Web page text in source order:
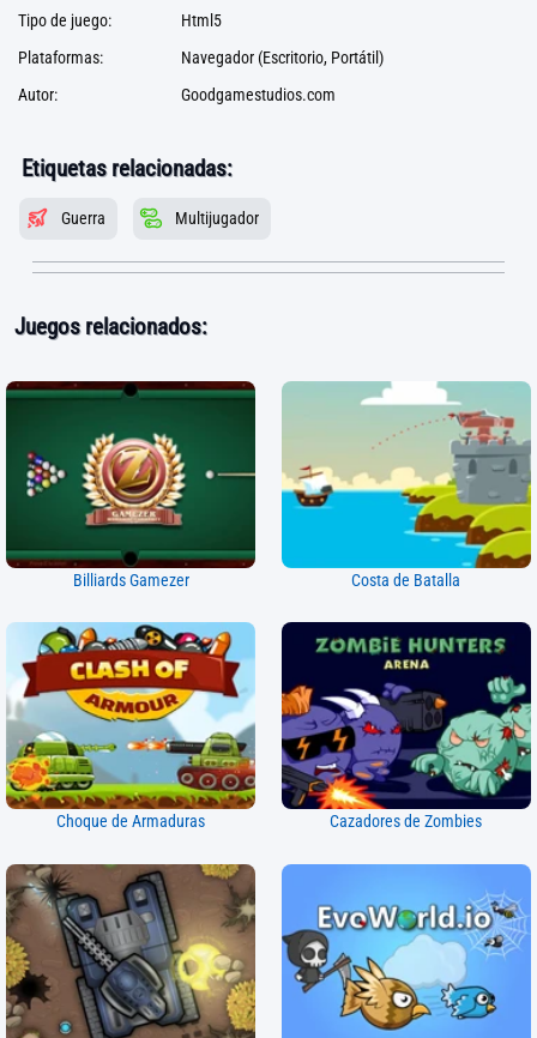
Tipo de juego:
Html5
Plataformas:
Navegador (Escritorio, Portátil)
Autor:
Goodgamestudios.com
Etiquetas relacionadas:
Guerra Multijugador
Juegos relacionados:
Billiards Gamezer Costa de Batalla
Choque de Armaduras Cazadores de Zombies